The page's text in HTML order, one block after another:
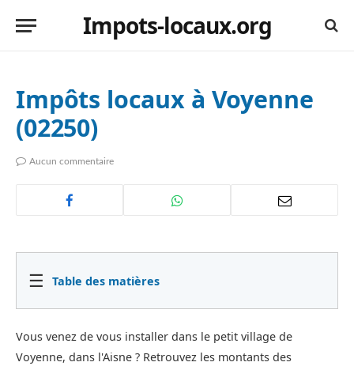
Impots-locaux.org
Impôts locaux à Voyenne
(02250)
Aucun commentaire
☰ Table des matières
Vous venez de vous installer dans le petit village de
Voyenne, dans l'Aisne ? Retrouvez les montants des